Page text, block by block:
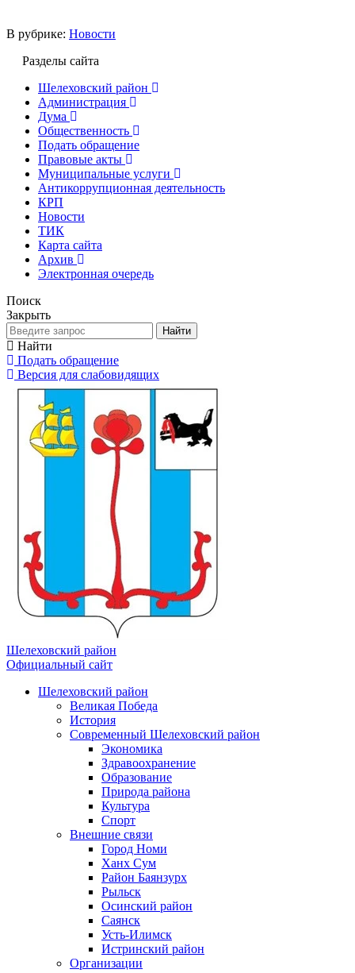
В рубрике: Новости
Разделы сайта
Шелеховский район
Администрация
Дума
Общественность
Подать обращение
Правовые акты
Муниципальные услуги
Антикоррупционная деятельность
КРП
Новости
ТИК
Карта сайта
Архив
Электронная очередь
Поиск
Закрыть
Найти
Найти
Подать обращение
Версия для слабовидящих
Шелеховский район
Официальный сайт
Шелеховский район
Великая Победа
История
Современный Шелеховский район
Экономика
Здравоохранение
Образование
Природа района
Культура
Спорт
Внешние связи
Город Номи
Ханх Сум
Район Баянзурх
Рыльск
Осинский район
Саянск
Усть-Илимск
Истринский район
Организации